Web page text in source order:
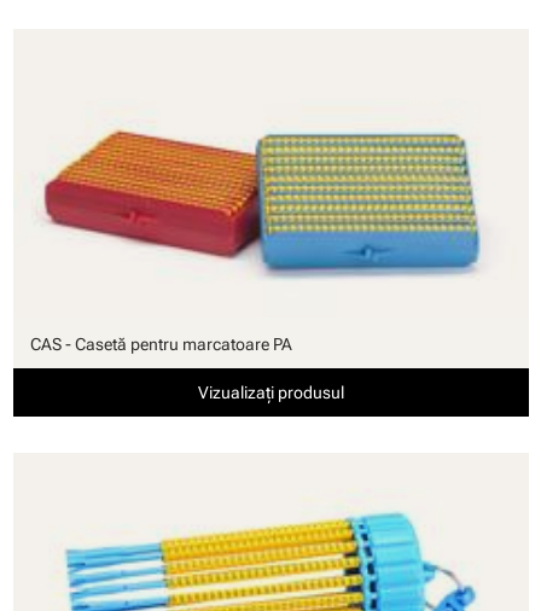
CAS - Casetă pentru marcatoare PA
Vizualizați produsul